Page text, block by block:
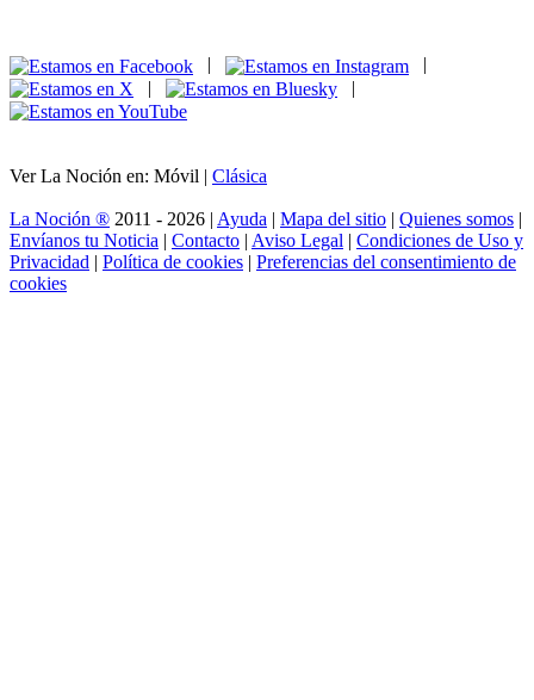
|
|
Ver La Noción en: Móvil | Clásica
La Noción ® 2011 - 2026 | Ayuda | Mapa del sitio | Quienes somos |
Envíanos tu Noticia | Contacto | Aviso Legal | Condiciones de Uso y
Privacidad | Política de cookies | Preferencias del consentimiento de
cookies